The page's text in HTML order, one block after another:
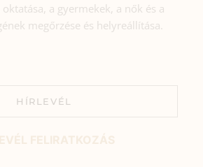
a gyermekek, a nők és a
megőrzése és helyreállítása.
HÍRLEVÉL